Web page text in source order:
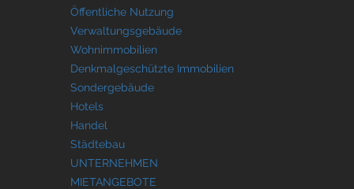
Öffentliche Nutzung
Verwaltungsgebäude
Wohnimmobilien
Denkmalgeschützte Immobilien
Sondergebäude
Hotels
Handel
Städtebau
UNTERNEHMEN
MIETANGEBOTE